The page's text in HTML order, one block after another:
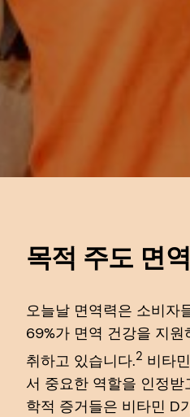
목적 주도 면
오늘날 면역력은 소비자
69%가 면역 건강을 지
취하고 있습니다.2 비타
서 중요한 역할을 인정
학적 증거들은 비타민 D